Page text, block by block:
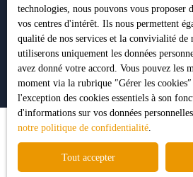
1 Impasse Pujeau Rabé
31410 Lavernose-Lacasse
technologies, nous pouvons vous proposer
vos centres d'intérêt. Ils nous permettent
qualité de nos services et la convivialité de
utiliserons uniquement les données
avez donné votre accord. Vous pouvez les
moment via la rubrique ″Gérer les
l'exception des cookies essentiels à son
d'informations sur vos données
notre politique de confidentialité.
Tout accepter